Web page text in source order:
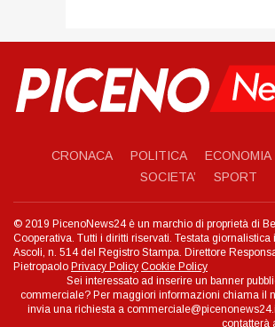
CRONACA POLITICA ECONOMIA
SOCIETA’
SPORT
© 2019 PicenoNews24 è un marchio di proprietà di
Cooperativa. Tutti i diritti riservati. Testata giornalistica
Ascoli, n. 514 del Registro Stampa. Direttore
Pietropaolo Privacy Policy Cookie Policy
Sei interessato ad inserire un banner
commerciale? Per maggiori informazioni chiama il
invia una richiesta a
contatterà